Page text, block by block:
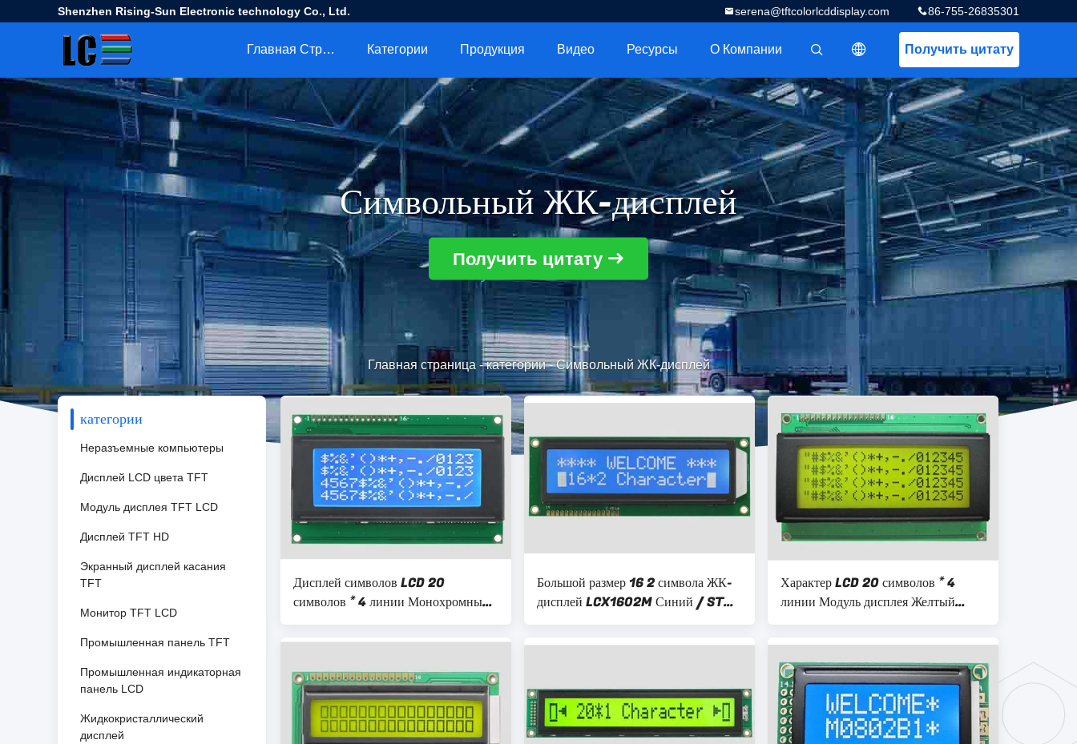
Shenzhen Rising-Sun Electronic technology Co., Ltd. 86-755-26835301
serena@tftcolorlcddisplay.com
Получить цитату
描述
Главная Страница Категории Продукция Видео Ресурсы О Компании
Символьный ЖК-дисплей
Получить цитату
Главная страница -категории-Символьный ЖК-дисплей
категории
Неразъемные компьютеры
Дисплей LCD цвета TFT
Модуль дисплея TFT LCD
Дисплей TFT HD
Экранный дисплей касания
TFT
Монитор TFT LCD
Промышленная панель TFT
Промышленная индикаторная
панель LCD
Жидкокристаллический
дисплей
Дисплей символов LCD 20
символов * 4 линии Монохромный
модуль Синий белый подсвет порт
5v
Большой размер 16 2 символа ЖК-
дисплей LCX1602M Синий / STN
/ отрицательный / прозрачный
Характер LCD 20 символов * 4
линии Модуль дисплея Желтый
зеленый фонарь Параллельный порт
5v